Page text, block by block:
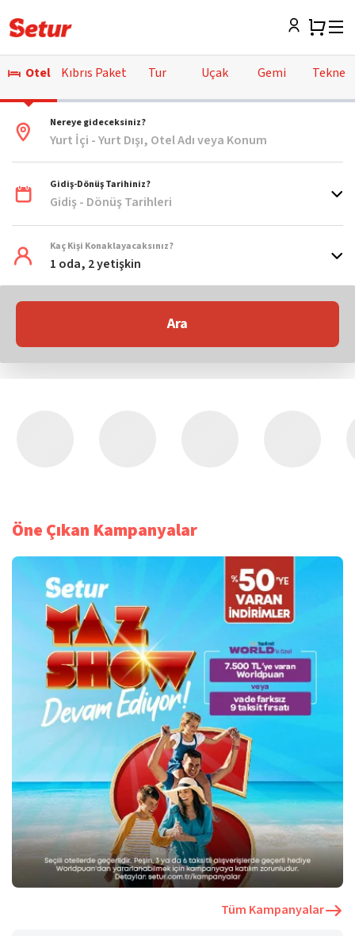
Otel Kıbrıs Paket Tur Uçak Gemi Tekne
Nereye gideceksiniz?
Yurt İçi - Yurt Dışı, Otel Adı veya Konum
Gidiş-Dönüş Tarihiniz?
Gidiş - Dönüş Tarihleri
Kaç Kişi Konaklayacaksınız?
1 oda, 2 yetişkin
Ara
Öne Çıkan Kampanyalar
Tüm Kampanyalar